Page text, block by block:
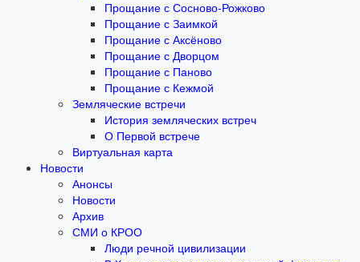
Прощание с Сосново-Рожково
Прощание с Заимкой
Прощание с Аксёново
Прощание с Дворцом
Прощание с Паново
Прощание с Кежмой
Земляческие встречи
История земляческих встреч
О Первой встрече
Виртуальная карта
Новости
Анонсы
Новости
Архив
СМИ о КРОО
Люди речной цивилизации